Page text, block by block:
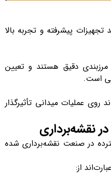
تجهیزات پیشرفته و تجربه بالا
دقیق هستند و تعیین
است.
روی عملیات میدانی تأثیرگذار
نقشه‌برداری
در صنعت نقشه‌برداری شده
از: